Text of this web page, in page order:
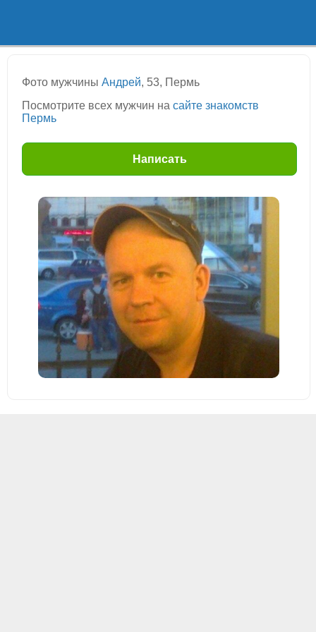
Фото мужчины Андрей, 53, Пермь
Посмотрите всех мужчин на сайте знакомств
Пермь
Написать